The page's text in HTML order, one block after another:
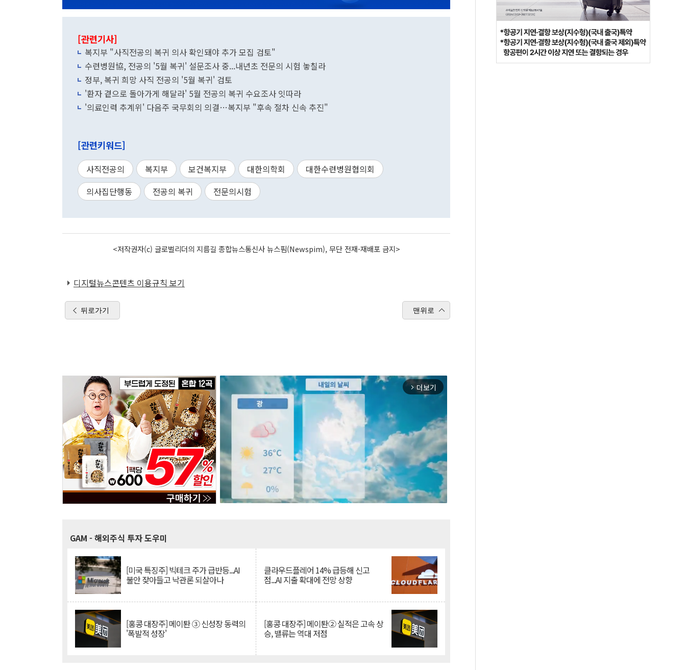
[관련기사]
복지부 "사직전공의 복귀 의사 확인돼야 추가 모집 검토"
수련병원協, 전공의 '5월 복귀' 설문조사 중...내년초 전문의 시험 놓칠라
정부, 복귀 희망 사직 전공의 '5월 복귀' 검토
'환자 곁으로 돌아가게 해달라' 5월 전공의 복귀 수요조사 잇따라
'의료인력 추계위' 다음주 국무회의 의결…복지부 "후속 절차 신속 추진"
[관련키워드]
사직전공의 복지부 보건복지부 대한의학회
대한수련병원협의회
의사집단행동
전공의 복귀 전문의시험
<저작권자(c) 글로벌리더의 지름길 종합뉴스통신사 뉴스핌(Newspim), 무단 전재-재배포 금지>
디지털뉴스콘텐츠 이용규칙 보기
뒤로가기 맨위로
arrow_forward_ios 더보기
GAM - 해외주식 투자 도우미
[미국 특징주] 빅테크 주가 급반등...AI
불안 잦아들고 낙관론 되살아나
클라우드플레어 14% 급등해 신고
점...AI 지출 확대에 전망 상향
[홍콩 대장주] 메이퇀 ③ 신성장 동력의
'폭발적 성장'
[홍콩 대장주] 메이퇀② 실적은 고속 상
승, 밸류는 역대 저점